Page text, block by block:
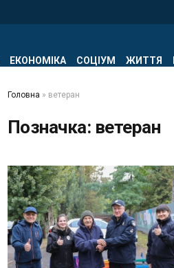
ЕКОНОМІКА СОЦІУМ ЖИТТЯ
Головна » ветеран
Позначка: ветеран